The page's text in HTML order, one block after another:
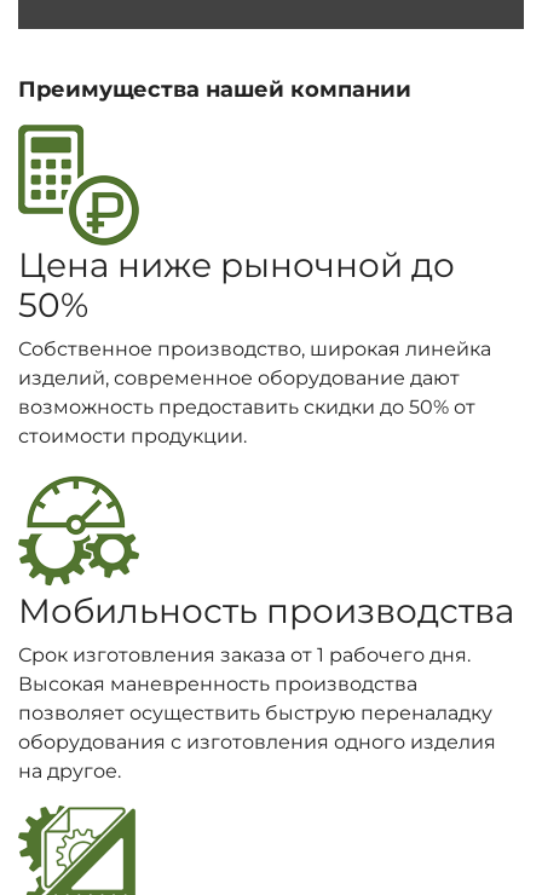
Преимущества нашей компании
Цена ниже рыночной до
50%
Собственное производство, широкая линейка
изделий, современное оборудование дают
возможность предоставить скидки до 50% от
стоимости продукции.
Мобильность производства
Срок изготовления заказа от 1 рабочего дня.
Высокая маневренность производства
позволяет осуществить быструю переналадку
оборудования с изготовления одного изделия
на другое.